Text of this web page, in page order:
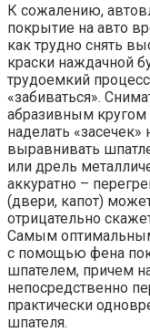
К сожалению,
покрытие на авто
как трудно снять
краски наждачной
трудоемкий
«забиваться».
абразивным
наделать «засечек»
выравнивать
или дрель
аккуратно –
(двери, капот)
отрицательно
Самым оптимальным
с помощью фена
шпателем, причем
непосредственно
практически
шпателя.